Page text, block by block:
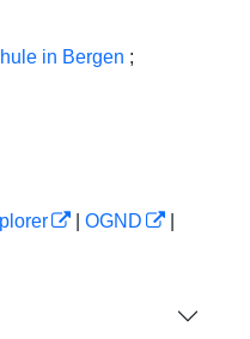
in Bergen ;
OGND